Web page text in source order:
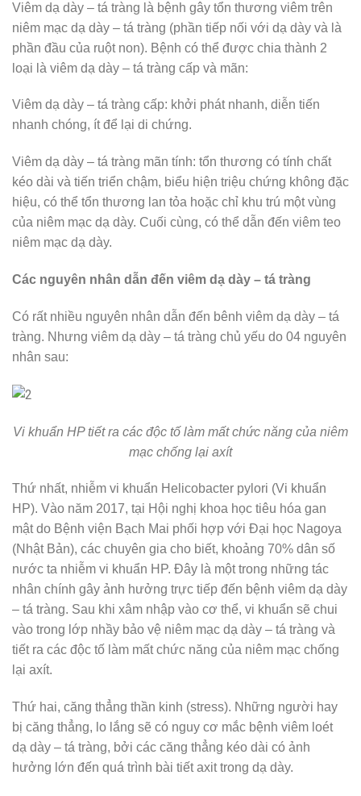
Viêm dạ dày – tá tràng là bệnh gây tổn thương viêm trên
niêm mạc dạ dày – tá tràng (phần tiếp nối với dạ dày và là
phần đầu của ruột non). Bệnh có thể được chia thành 2
loại là viêm dạ dày – tá tràng cấp và mãn:
Viêm dạ dày – tá tràng cấp: khởi phát nhanh, diễn tiến
nhanh chóng, ít để lại di chứng.
Viêm dạ dày – tá tràng mãn tính: tổn thương có tính chất
kéo dài và tiến triển chậm, biểu hiện triệu chứng không đặc
hiệu, có thể tổn thương lan tỏa hoặc chỉ khu trú một vùng
của niêm mạc dạ dày. Cuối cùng, có thể dẫn đến viêm teo
niêm mạc dạ dày.
Các nguyên nhân dẫn đến viêm dạ dày – tá tràng
Có rất nhiều nguyên nhân dẫn đến bênh viêm dạ dày – tá
tràng. Nhưng viêm dạ dày – tá tràng chủ yếu do 04 nguyên
nhân sau:
Vi khuẩn HP tiết ra các độc tố làm mất chức năng của niêm
mạc chống lại axít
Thứ nhất, nhiễm vi khuẩn Helicobacter pylori (Vi khuẩn
HP). Vào năm 2017, tại Hội nghị khoa học tiêu hóa gan
mật do Bệnh viện Bạch Mai phối hợp với Đại học Nagoya
(Nhật Bản), các chuyên gia cho biết, khoảng 70% dân số
nước ta nhiễm vi khuẩn HP. Đây là một trong những tác
nhân chính gây ảnh hưởng trực tiếp đến bệnh viêm dạ dày
– tá tràng. Sau khi xâm nhập vào cơ thể, vi khuẩn sẽ chui
vào trong lớp nhầy bảo vệ niêm mạc dạ dày – tá tràng và
tiết ra các độc tố làm mất chức năng của niêm mạc chống
lại axít.
Thứ hai, căng thẳng thần kinh (stress). Những người hay
bị căng thẳng, lo lắng sẽ có nguy cơ mắc bệnh viêm loét
dạ dày – tá tràng, bởi các căng thẳng kéo dài có ảnh
hưởng lớn đến quá trình bài tiết axit trong dạ dày.